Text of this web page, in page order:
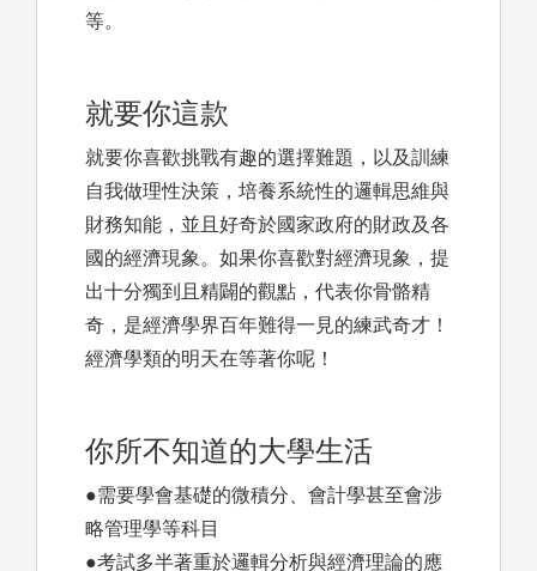
等。
就要你這款
就要你喜歡挑戰有趣的選擇難題，以及訓練
自我做理性決策，培養系統性的邏輯思維與
財務知能，並且好奇於國家政府的財政及各
國的經濟現象。如果你喜歡對經濟現象，提
出十分獨到且精闢的觀點，代表你骨骼精
奇，是經濟學界百年難得一見的練武奇才！
經濟學類的明天在等著你呢！
你所不知道的大學生活
●需要學會基礎的微積分、會計學甚至會涉
略管理學等科目
●考試多半著重於邏輯分析與經濟理論的應